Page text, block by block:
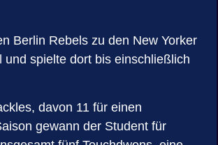
Berlin Rebels zu den New Yorker
spielte dort bis einschließlich
davon 11 für einen
gewann der Student für